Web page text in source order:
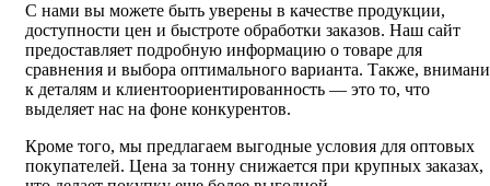
С нами вы можете быть уверены в качестве продукции,
доступности цен и быстроте обработки заказов. Наш сайт
предоставляет подробную информацию о товаре для
сравнения и выбора оптимального варианта. Также,
к деталям и клиентоориентированность — это то, что
выделяет нас на фоне конкурентов.
Кроме того, мы предлагаем выгодные условия для оптовых
покупателей. Цена за тонну снижается при крупных заказах,